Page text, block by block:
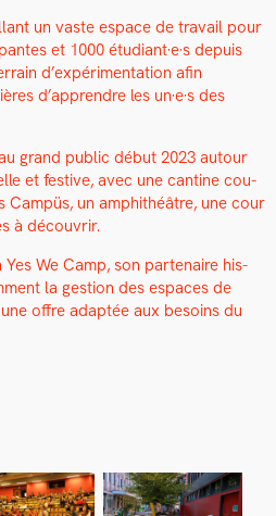
un vaste espace de tra­vail pour
et 1000 étudiant·e·s depuis
d’expérimentation afin
d’apprendre les un·e·s des
grand pub­lic début 2023 autour
et fes­tive, avec une can­tine cou­
Cam­püs, un amphithéâtre, une cour
à décou­vrir.
We Camp, son parte­naire his­
la ges­tion des espaces de
offre adap­tée aux besoins du